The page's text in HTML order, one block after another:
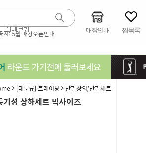
지:5월 매장오픈안내 매장안내 찜목록
> [대분류] 트레이닝 > 반팔상의/반팔세트
성 상하세트 빅사이즈